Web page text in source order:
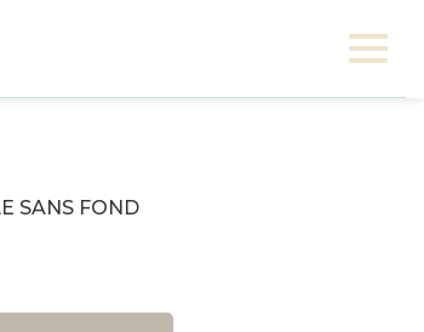
SANS FOND